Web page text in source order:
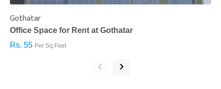
Gothatar
Office Space for Rent at Gothatar
Rs. 55 Per Sq.Feet
‹ ›